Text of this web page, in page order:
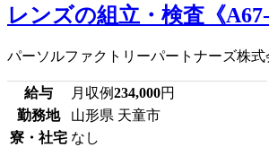
レンズの組立・検査《A67-
パーソルファクトリーパートナーズ株
給与 月収例234,000円
勤務地
山形県 天童市
寮・社宅 なし